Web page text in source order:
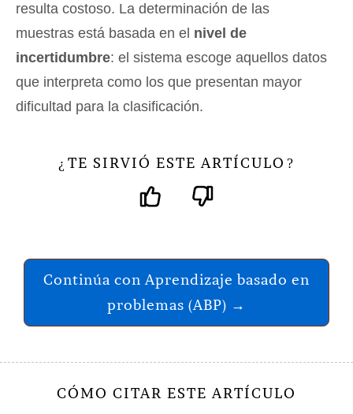
resulta costoso. La determinación de las
muestras está basada en el nivel de
incertidumbre: el sistema escoge aquellos datos
que interpreta como los que presentan mayor
dificultad para la clasificación.
¿ TE SIRVIÓ ESTE ARTÍCULO ?
Continúa con Aprendizaje basado en
problemas (ABP) →
CÓMO CITAR ESTE ARTÍCULO